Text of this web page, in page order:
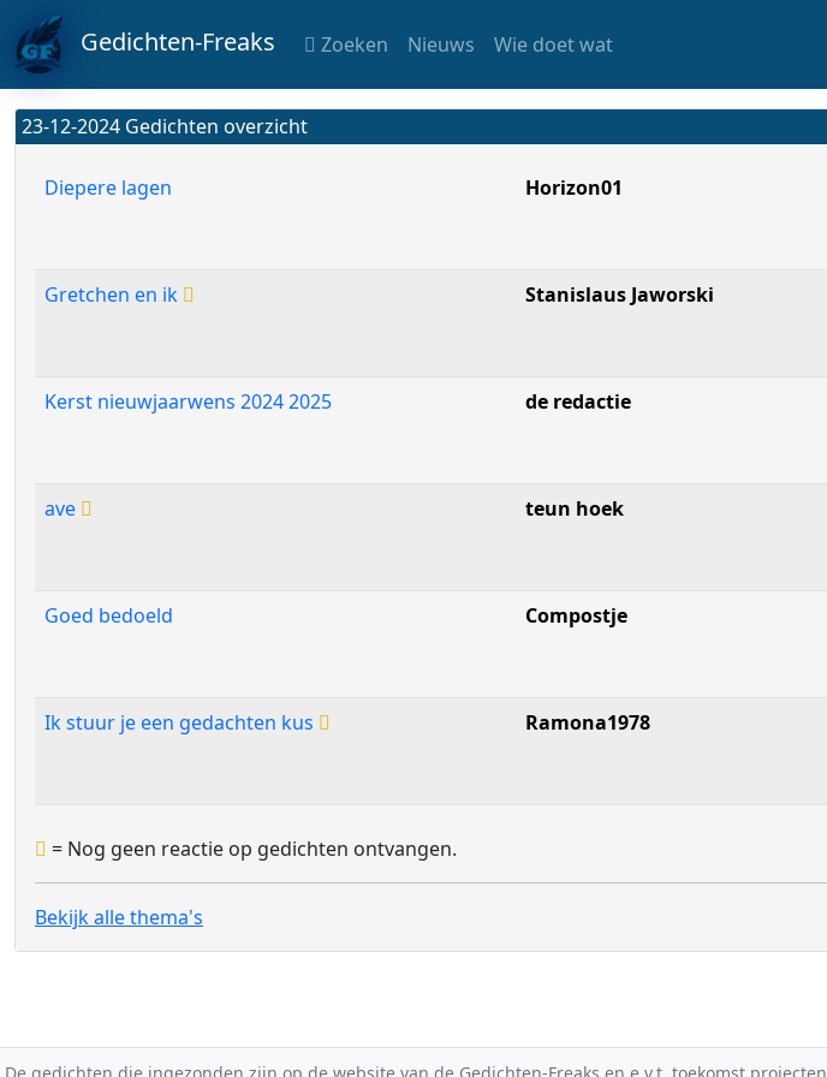
Gedichten-Freaks Zoeken Nieuws Wie doet wat
23-12-2024 Gedichten overzicht
Diepere lagen Horizon01
Gretchen en ik
Stanislaus Jaworski
Kerst nieuwjaarwens 2024 2025
de redactie
ave
teun hoek
Goed bedoeld
Compostje
Ik stuur je een gedachten kus
Ramona1978
= Nog geen reactie op gedichten ontvangen.
Bekijk alle thema's